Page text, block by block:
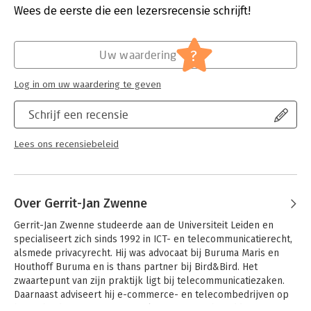
behoeve van de bestrijding van online seksueel misbruik van
- T&C Privacy- en gegevensbeschermingsrecht
- Geactualiseerde wetgeving, rechtspraak en literatuur
- Wet politiegegevens (Wpg)
- Bepalingen uit hoofdstuk 11 van de Telecommunicatiewet
Verschijningsdatum:
25-9-2024
(Tele)communicatie (w.o. OPTA;
informatiemedia, kabel; hosting; email;
Serie:
Tekst en Commentaar
Wees de eerste die een lezersrecensie schrijft!
Schrijf een recensie
Lees ons recensiebeleid
Uw waardering ?
Log in om uw waardering te geven
Over Gerrit-Jan Zwenne
Gerrit-Jan Zwenne studeerde aan de Universiteit Leiden en
specialiseert zich sinds 1992 in ICT- en telecommunicatierecht,
alsmede privacyrecht. Hij was advocaat bij Buruma Maris en
Houthoff Buruma en is thans partner bij Bird&Bird. Het
zwaartepunt van zijn praktijk ligt bij telecommunicatiezaken.
Daarnaast adviseert hij e-commerce- en telecombedrijven op